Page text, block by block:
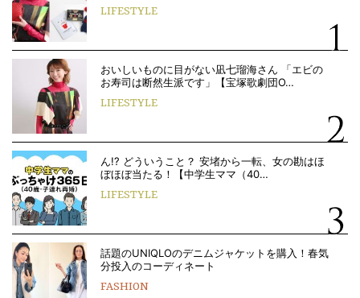
LIFESTYLE
おいしいものに目がない凪七瑠海さん 「エビの
お寿司は断然生派です」【宝塚歌劇団O…
LIFESTYLE
ん!? どういうこと？ 安堵から一転、女の勘はほ
ぼほぼ当たる！【中学生ママ（40…
LIFESTYLE
話題のUNIQLOのデニムジャケットを購入！春気
分投入のコーディネート
FASHION